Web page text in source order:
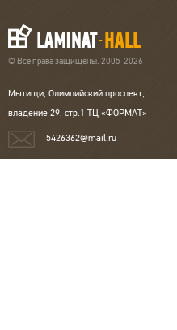
© Все права защищены. 2005-2026
Мытищи, Олимпийский проспект,
владение 29, стр.1 ТЦ «ФОРМАТ»
5426362@mail.ru